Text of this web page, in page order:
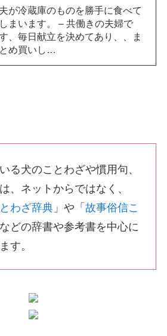
夫が冷蔵庫のものを勝手に食べて
しまいます。 – 共働きの夫婦で
、毎日献立を決めてあり、、ま
とめ買いし…
る犬のことわざや慣用句、
、ネットからではなく、
わざ辞典 」や「故事俗信こ
などの辞書や参考書を中心に
す。